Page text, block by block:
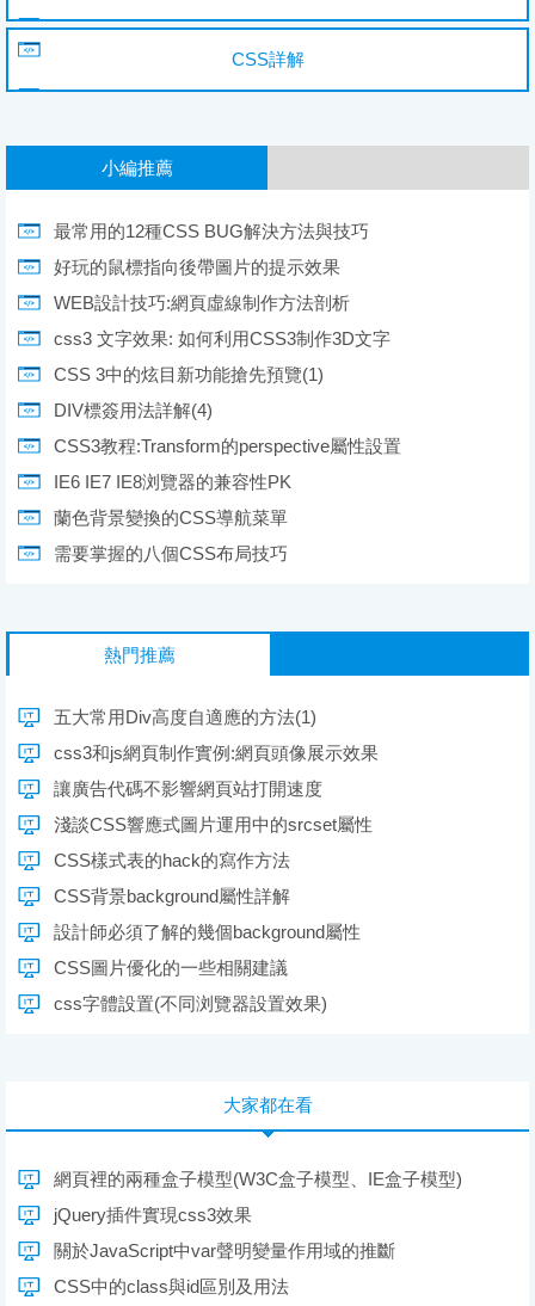
CSS詳解
小編推薦
最常用的12種CSS BUG解決方法與技巧
好玩的鼠標指向後帶圖片的提示效果
WEB設計技巧:網頁虛線制作方法剖析
css3 文字效果: 如何利用CSS3制作3D文字
CSS 3中的炫目新功能搶先預覽(1)
DIV標簽用法詳解(4)
CSS3教程:Transform的perspective屬性設置
IE6 IE7 IE8浏覽器的兼容性PK
蘭色背景變換的CSS導航菜單
需要掌握的八個CSS布局技巧
熱門推薦
五大常用Div高度自適應的方法(1)
css3和js網頁制作實例:網頁頭像展示效果
讓廣告代碼不影響網頁站打開速度
淺談CSS響應式圖片運用中的srcset屬性
CSS樣式表的hack的寫作方法
CSS背景background屬性詳解
設計師必須了解的幾個background屬性
CSS圖片優化的一些相關建議
css字體設置(不同浏覽器設置效果)
大家都在看
網頁裡的兩種盒子模型(W3C盒子模型、IE盒子模型)
jQuery插件實現css3效果
關於JavaScript中var聲明變量作用域的推斷
CSS中的class與id區別及用法